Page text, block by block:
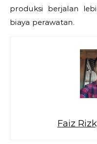
produksi berjalan
biaya perawatan.
Faiz